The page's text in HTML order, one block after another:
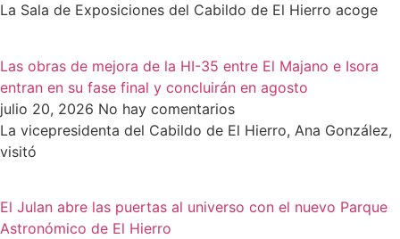
La Sala de Exposiciones del Cabildo de El Hierro acoge
Las obras de mejora de la HI-35 entre El Majano e Isora
entran en su fase final y concluirán en agosto
julio 20, 2026 No hay comentarios
La vicepresidenta del Cabildo de El Hierro, Ana González,
visitó
El Julan abre las puertas al universo con el nuevo Parque
Astronómico de El Hierro